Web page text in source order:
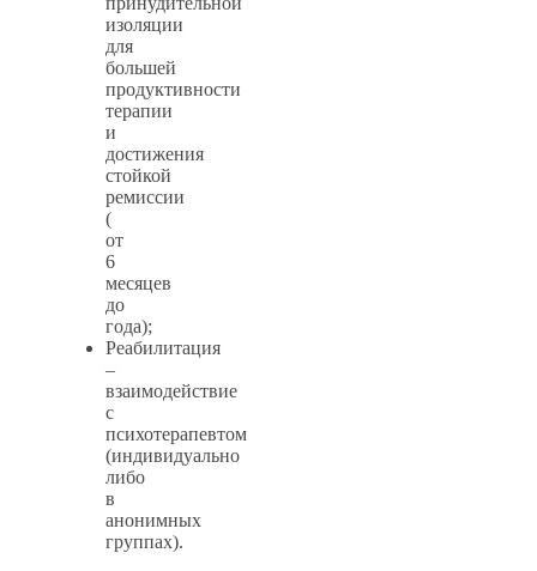
изоляции
для
большей
продуктивности
терапии
и
достижения
стойкой
ремиссии
(
от
6
месяцев
до
года);
Реабилитация
–
взаимодействие
с
психотерапевтом
(индивидуально
либо
в
анонимных
группах).